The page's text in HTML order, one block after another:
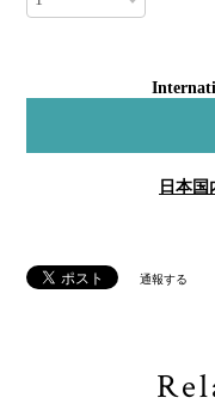
日本
通報する